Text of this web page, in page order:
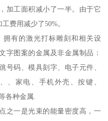
加工面积减小了一半。由于它
费用减少了50%。
有的激光打标雕刻和相关设
字图案的金属及非金属制品：
号码、模具刻字、电子元件、
、家电、手机外壳、按键、
各种金属.
之一是光束的能量密度高，一